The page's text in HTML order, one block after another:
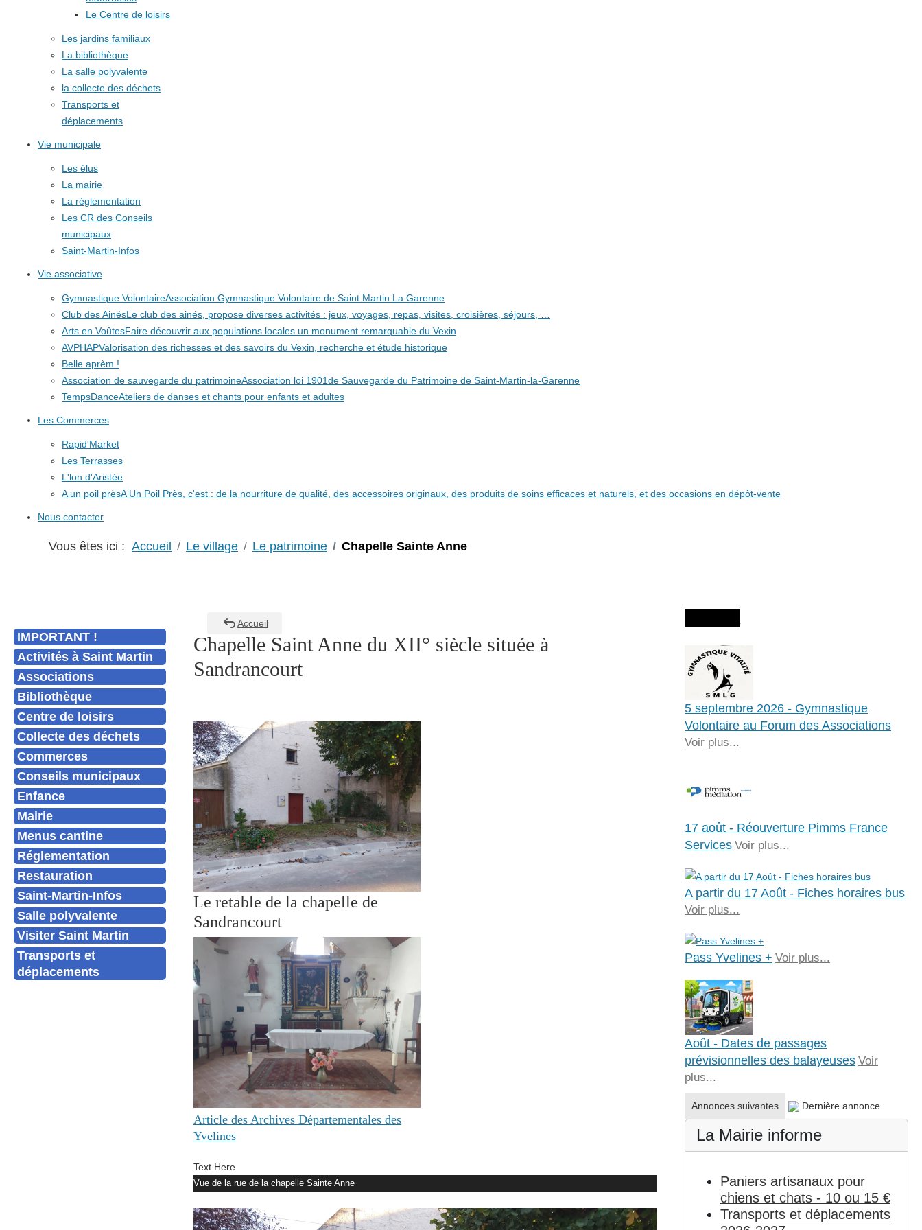
Le Centre de loisirs
Les jardins familiaux
La bibliothèque
La salle polyvalente
la collecte des déchets
Transports et
déplacements
Vie municipale
Les élus
La mairie
La réglementation
Les CR des Conseils
municipaux
Saint-Martin-Infos
Vie associative
Gymnastique VolontaireAssociation Gymnastique Volontaire de Saint Martin La Garenne
Club des AinésLe club des ainés, propose diverses activités : jeux, voyages, repas, visites, croisières, séjours, …
Arts en VoûtesFaire découvrir aux populations locales un monument remarquable du Vexin
AVPHAPValorisation des richesses et des savoirs du Vexin, recherche et étude historique
Belle aprèm !
Association de sauvegarde du patrimoineAssociation loi 1901de Sauvegarde du Patrimoine de Saint-Martin-la-Garenne
TempsDanceAteliers de danses et chants pour enfants et adultes
Les Commerces
Rapid'Market
Les Terrasses
L'lon d'Aristée
A un poil prèsA Un Poil Près, c'est : de la nourriture de qualité, des accessoires originaux, des produits de soins efficaces et naturels, et des occasions en dépôt-vente
Nous contacter
Vous êtes ici : Accueil Le village Le patrimoine Chapelle Sainte Anne
IMPORTANT !
Activités à Saint Martin
Associations
Bibliothèque
Centre de loisirs
Collecte des déchets
Commerces
Conseils municipaux
Enfance
Mairie
Menus cantine
Réglementation
Restauration
Saint-Martin-Infos
Salle polyvalente
Visiter Saint Martin
Transports et
déplacements
Accueil
Chapelle Saint Anne du XII° siècle située à
Sandrancourt
Le retable de la chapelle de
Sandrancourt
Article des Archives Départementales des
Yvelines
Text Here
Vue de la rue de la chapelle Sainte Anne
5 septembre 2026 - Gymnastique
Volontaire au Forum des Associations
Voir plus...
17 août - Réouverture Pimms France
Services Voir plus...
A partir du 17 Août - Fiches horaires bus
Voir plus...
Pass Yvelines + Voir plus...
Août - Dates de passages
prévisionnelles des balayeuses Voir
plus...
Annonces suivantes Dernière annonce
La Mairie informe
Paniers artisanaux pour
chiens et chats - 10 ou 15 €
Transports et déplacements